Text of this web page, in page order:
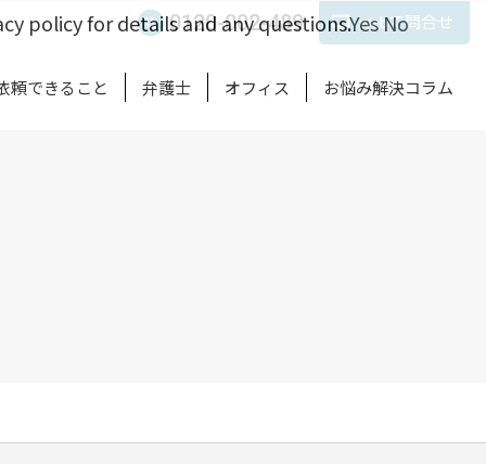
0120-002-489 webで問合せ
頼できること 弁護士 オフィス お悩み解決コラム
policy for details and any questions.YesNo